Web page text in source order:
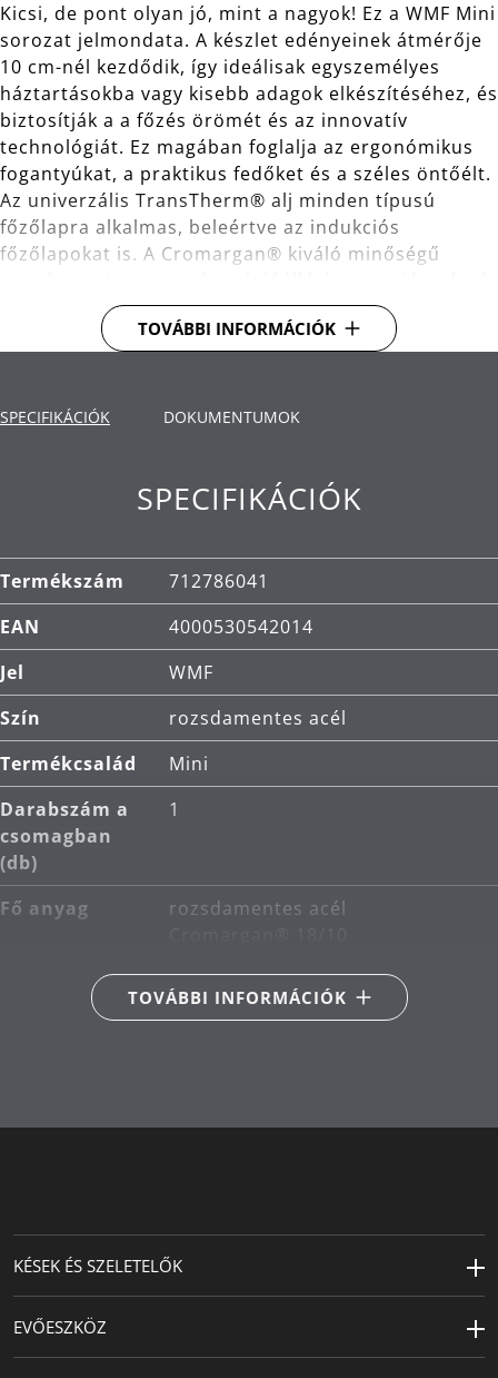
Kicsi, de pont olyan jó, mint a nagyok! Ez a WMF Mini
sorozat jelmondata. A készlet edényeinek átmérője
10 cm-nél kezdődik, így ideálisak egyszemélyes
háztartásokba vagy kisebb adagok elkészítéséhez, és
biztosítják a a főzés örömét és az innovatív
technológiát. Ez magában foglalja az ergonómikus
fogantyúkat, a praktikus fedőket és a széles öntőélt.
Az univerzális TransTherm® alj minden típusú
főzőlapra alkalmas, beleértve az indukciós
főzőlapokat is. A Cromargan® kiváló minőségű
meg. A fazekak átmérője 10-16 cm, így ideálisak a
ételmaradék gyors melegítésére is.
hosszú ideig megtartja azt.
beleértve az indukciósat is.
rozsdamentes acél, amely méretben stabil,
mosogatógépben mosható, saválló, korrózióálló
és rendkívül karcálló.
Tisztítás: mosogatógépben mosható.
TOVÁBBI INFORMÁCIÓK
SPECIFIKÁCIÓK DOKUMENTUMOK
SPECIFIKÁCIÓK
Termékszám
712786041
EAN
4000530542014
Jel
WMF
Szín
rozsdamentes acél
Termékcsalád
Mini
Darabszám a
csomagban
(db)
1
Fő anyag
rozsdamentes acél
Indukciós
kompatibilis
Megfelelő indukciós
Átmérő (cm)
12
(cm)
A csomagolás
1x lábas fedél nélkül Ø 12 cm
TOVÁBBI INFORMÁCIÓK
KÉSEK ÉS SZELETELŐK
EVŐESZKÖZ